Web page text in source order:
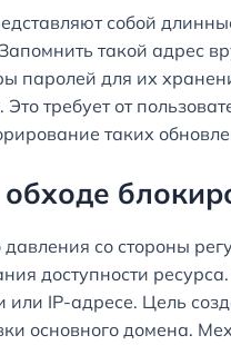
собой
такой адрес
паролей для их
требует от
таких
давления со стороны
доступности
IP-адресе. Цель
основного домена.